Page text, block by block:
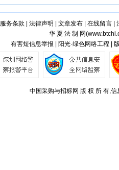
服务条款 法律声明 文章发布| 在线留言|
华 夏 法 制 网(
有害短信息举报 | 阳光·绿色网络工程 |
中国采购与招标网 版 权 所 有,